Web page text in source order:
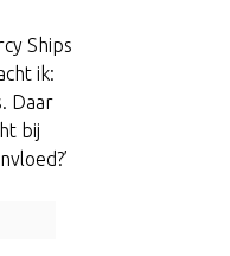
Ships
ik:
Daar
bij